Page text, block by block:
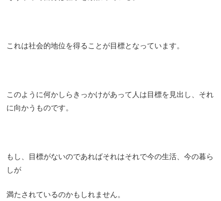
これは社会的地位を得ることが目標となっています。
このように何かしらきっかけがあって人は目標を見出し、それ
に向かうものです。
もし、目標がないのであればそれはそれで今の生活、今の暮ら
しが
満たされているのかもしれません。